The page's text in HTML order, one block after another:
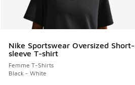
Nike Sportswear Oversized Short-
sleeve T-shirt
Femme T-Shirts
Black - White